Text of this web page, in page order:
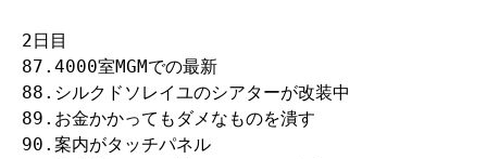
2日目
87.4000室MGMでの最新
88.シルクドソレイユのシアターが改装中
89.お金かかってもダメなものを潰す
90.案内がタッチパネル